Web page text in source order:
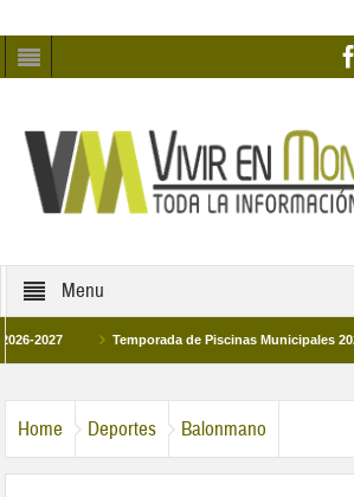
Menu
Temporada de Piscinas Municipales 2026
Home Deportes Balonmano